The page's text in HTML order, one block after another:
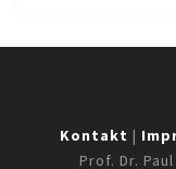
Kontakt |
Prof. Dr.